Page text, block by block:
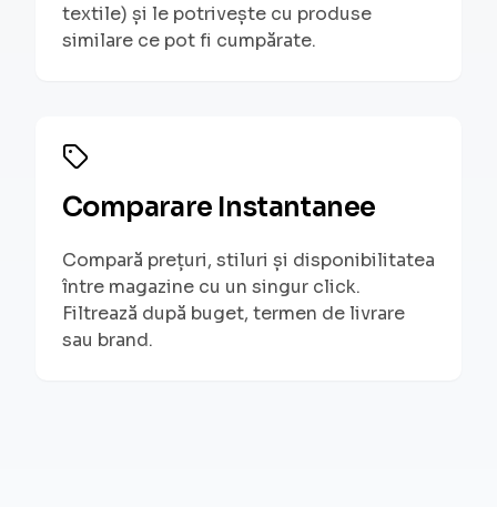
textile) și le potrivește cu produse
similare ce pot fi cumpărate.
Comparare Instantanee
Compară prețuri, stiluri și disponibilitatea
între magazine cu un singur click.
Filtrează după buget, termen de livrare
sau brand.